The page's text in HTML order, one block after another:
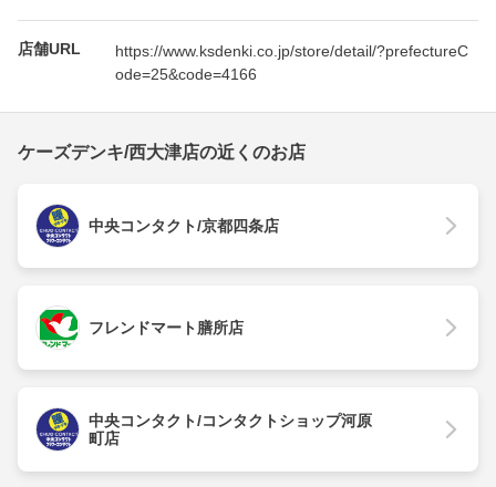
店舗URL
https://www.ksdenki.co.jp/store/detail/?prefectureC
ode=25&code=4166
ケーズデンキ/西大津店の近くのお店
中央コンタクト/京都四条店
フレンドマート膳所店
中央コンタクト/コンタクトショップ河原
町店